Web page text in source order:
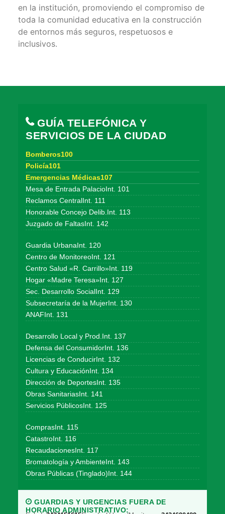
en la institución, promoviendo el compromiso de
toda la comunidad educativa en la construcción
de entornos más seguros, respetuosos e
inclusivos.
GUÍA TELEFÓNICA Y
SERVICIOS DE LA CIUDAD
Bomberos100
Policía101
Emergencias Médicas107
Mesa de Entrada PalacioInt. 101
Reclamos CentralInt. 111
Honorable Concejo Delib.Int. 113
Juzgado de FaltasInt. 142
Guardia UrbanaInt. 120
Centro de MonitoreoInt. 121
Centro Salud «R. Carrillo»Int. 119
Hogar «Madre Teresa»Int. 127
Sec. Desarrollo SocialInt. 129
Subsecretaría de la MujerInt. 130
ANAFInt. 131
Desarrollo Local y Prod.Int. 137
Defensa del ConsumidorInt. 136
Licencias de ConducirInt. 132
Cultura y EducaciónInt. 134
Dirección de DeportesInt. 135
Obras SanitariasInt. 141
Servicios PúblicosInt. 125
ComprasInt. 115
CatastroInt. 116
RecaudacionesInt. 117
Bromatología y AmbienteInt. 143
Obras Públicas (Tinglado)Int. 144
GUARDIAS Y URGENCIAS FUERA DE
HORARIO ADMINISTRATIVO: